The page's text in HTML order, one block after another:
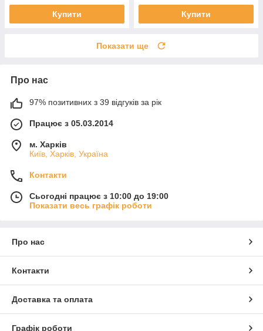
Купити Купити
Показати ще
Про нас
97% позитивних з 39 відгуків за рік
Працює з 05.03.2014
м. Харків
Київ, Харків, Україна
Контакти
Сьогодні працює з 10:00 до 19:00
Показати весь графік роботи
Про нас
Контакти
Доставка та оплата
Графік роботи